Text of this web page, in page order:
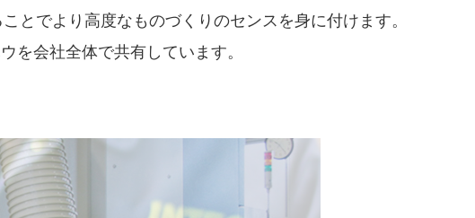
とでより高度なものづくりのセンスを身に付けます。
を会社全体で共有しています。